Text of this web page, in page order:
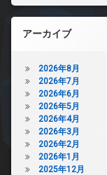
アーカイブ
2026年8月
2026年7月
2026年6月
2026年5月
2026年4月
2026年3月
2026年2月
2026年1月
2025年12月